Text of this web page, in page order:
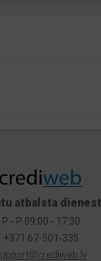
atbalsta
P - P 09:00 - 17:30
+371 67-501-335